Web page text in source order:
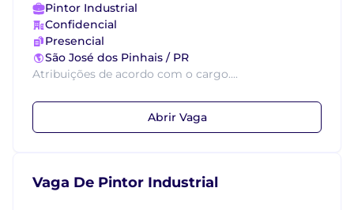
Pintor Industrial
Confidencial
Presencial
São José dos Pinhais / PR
Atribuições de acordo com o cargo....
Abrir Vaga
Vaga De Pintor Industrial